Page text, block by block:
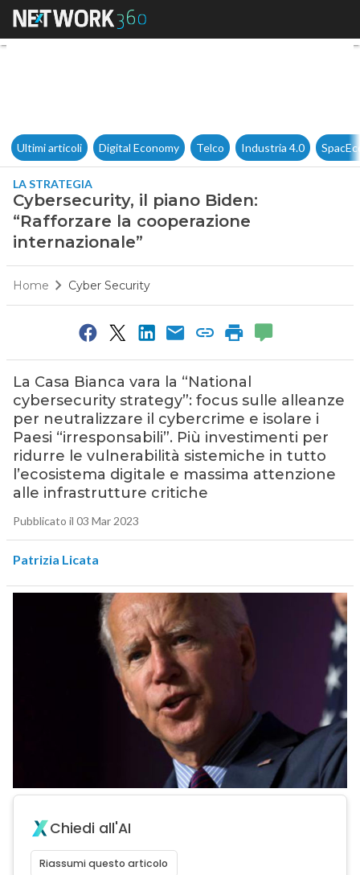
Cybersecurity, il piano Biden:
Ultimi articoli Digital Economy Telco Industria 4.0
LA STRATEGIA
Cybersecurity, il piano Biden:
“Rafforzare la cooperazione
internazionale”
Home Cyber Security
La Casa Bianca vara la “National
cybersecurity strategy”: focus sulle alleanze
per neutralizzare il cybercrime e isolare i
Paesi “irresponsabili”. Più investimenti per
ridurre le vulnerabilità sistemiche in tutto
l’ecosistema digitale e massima attenzione
alle infrastrutture critiche
Pubblicato il 03 Mar 2023
Patrizia Licata
Chiedi all'AI
Riassumi questo articolo